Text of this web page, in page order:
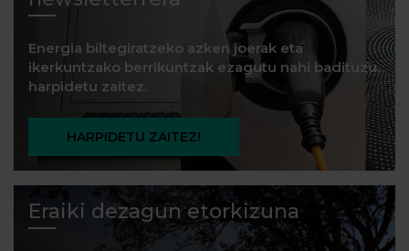
Energia biltegiratzeko azken joerak eta
ikerkuntzako berrikuntzak ezagutu nahi badituzu,
harpidetu zaitez.
HARPIDETU ZAITEZ!
Eraiki dezagun etorkizuna